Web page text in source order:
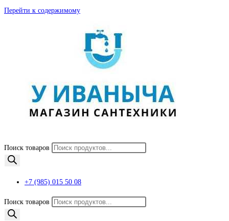
Перейти к содержимому
Поиск товаров
+7 (985) 015 50 08
Поиск товаров